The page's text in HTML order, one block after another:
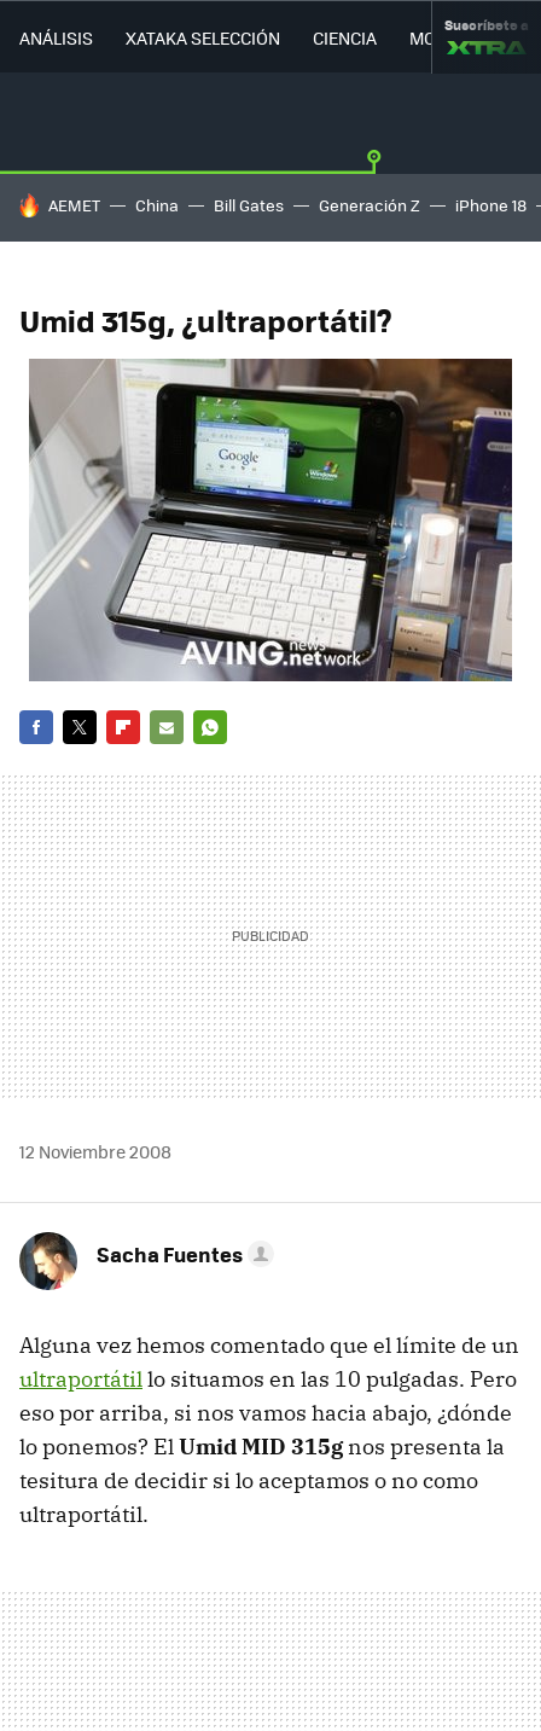
ANÁLISIS XATAKA SELECCIÓN CIENCIA MOVILIDAD
Suscríbete a
HOY SE HABLA DE
AEMET China Bill Gates Generación Z iPhone 18
Umid 315g, ¿ultraportátil?
MAIL
12 Noviembre 2008
Sacha Fuentes
Alguna vez hemos comentado que el límite de un
ultraportátillo situamos en las 10 pulgadas. Pero
eso por arriba, si nos vamos hacia abajo, ¿dónde
lo ponemos? ElUmidMID 315gnos presenta la
tesitura de decidir si lo aceptamos o no como
ultraportátil.